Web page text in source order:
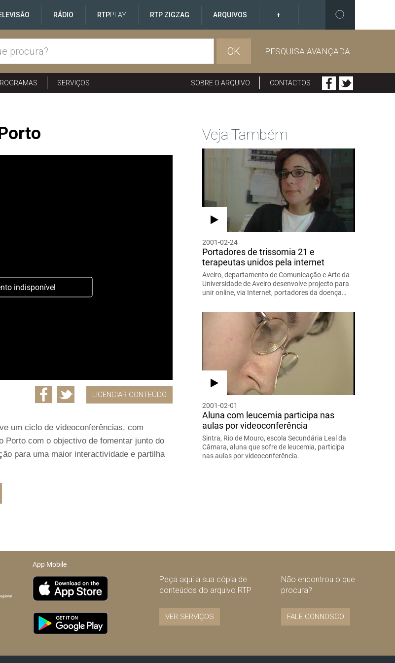
RÁDIO RTPPLAY RTP ZIGZAG ARQUIVOS +
OK PESQUISA AVANÇADA
SERVIÇOS SOBRE O ARQUIVO CONTACTOS
indisponível
LICENCIAR CONTEÚDO
um ciclo de videoconferências, com
Porto com o objectivo de fomentar junto do
para uma maior interactividade e partilha
Veja Também
2001-02-24
Portadores de trissomia 21 e
terapeutas unidos pela internet
Aveiro, departamento de Comunicação e Arte da
Universidade de Aveiro desenvolve projecto para
unir online, via Internet, portadores da doença…
2001-02-01
Aluna com leucemia participa nas
aulas por videoconferência
Sintra, Rio de Mouro, escola Secundária Leal da
Câmara, aluna que sofre de leucemia, participa
nas aulas por videoconferência.
App Mobile
Peça aqui a sua cópia de
conteúdos do arquivo RTP
VER SERVIÇOS
Não encontrou o que
procura?
FALE CONNOSCO